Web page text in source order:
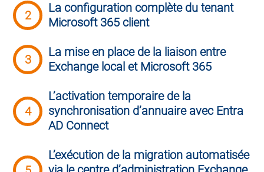
2
La configuration complète du tenant
Microsoft 365 client
3
La mise en place de la liaison entre
Exchange local et Microsoft 365
4
L’activation temporaire de la
synchronisation d’annuaire avec Entra
AD Connect
L’exécution de la migration automatisée